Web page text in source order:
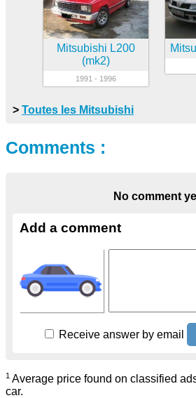
Mitsubishi L200
(mk2)
1991 - 1996
> Toutes les Mitsubishi
Comments :
No comment
Add a comment
Receive answer by email
1 Average price found on classified
car.